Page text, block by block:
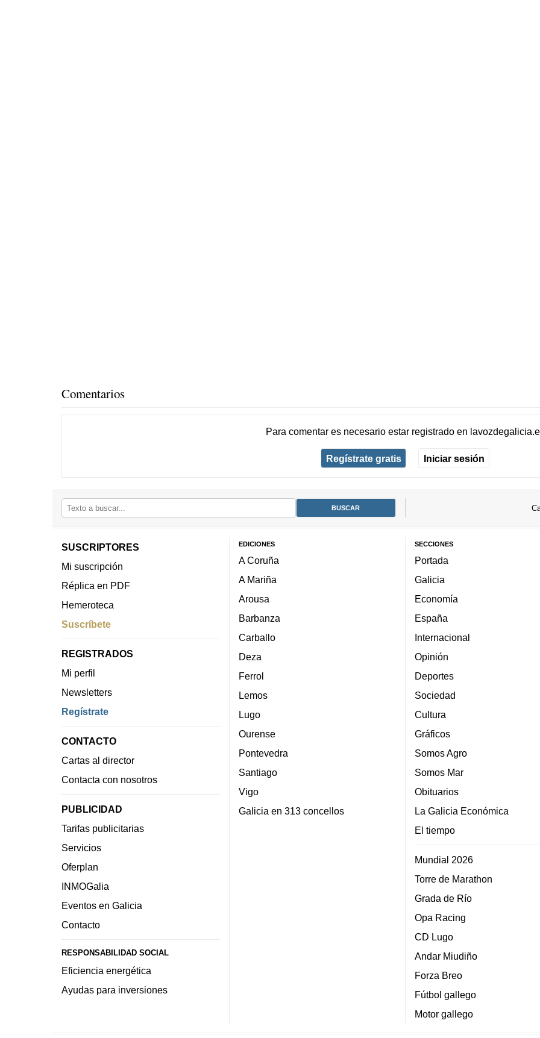
Comentarios
Para comentar es necesario estar registradoen
Regístrate gratis Iniciar sesión
SUSCRIPTORES
Mi suscripción
Réplica en PDF
Hemeroteca
Suscríbete
REGISTRADOS
Mi perfil
Newsletters
Regístrate
CONTACTO
Cartas al director
Contacta con nosotros
PUBLICIDAD
Tarifas publicitarias
Servicios
Oferplan
INMOGalia
Eventos en Galicia
Contacto
RESPONSABILIDAD SOCIAL
Eficiencia energética
Ayudas para inversiones
EDICIONES
A Coruña
A Mariña
Arousa
Barbanza
Carballo
Deza
Ferrol
Lemos
Lugo
Ourense
Pontevedra
Santiago
Vigo
Galicia en 313 concellos
SECCIONES
Portada
Galicia
Economía
España
Internacional
Opinión
Deportes
Sociedad
Cultura
Gráficos
Somos Agro
Somos Mar
Obituarios
La Galicia Económica
El tiempo
Mundial 2026
Torre de Marathon
Grada de Río
Opa Racing
CD Lugo
Andar Miudiño
Forza Breo
Fútbol gallego
Motor gallego